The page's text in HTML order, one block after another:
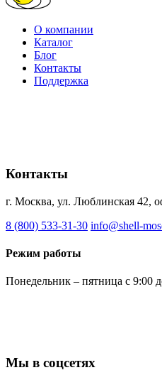
О компании
Каталог
Блог
Контакты
Поддержка
Контакты
г. Москва, ул. Люблинская 42,
8 (800) 533-31-30 info@shell-
Режим работы
Понедельник – пятница с 9:00
Мы в соцсетях